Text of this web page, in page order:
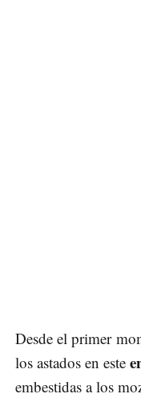
Desde el primer
los astados en este
embestidas a los